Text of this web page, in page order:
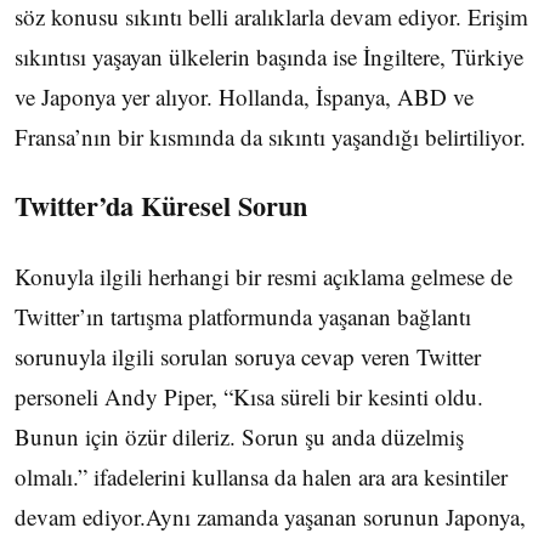
söz konusu sıkıntı belli aralıklarla devam ediyor. Erişim
sıkıntısı yaşayan ülkelerin başında ise İngiltere, Türkiye
ve Japonya yer alıyor. Hollanda, İspanya, ABD ve
Fransa’nın bir kısmında da sıkıntı yaşandığı belirtiliyor.
Twitter’da Küresel Sorun
Konuyla ilgili herhangi bir resmi açıklama gelmese de
Twitter’ın tartışma platformunda yaşanan bağlantı
sorunuyla ilgili sorulan soruya cevap veren Twitter
personeli Andy Piper, “Kısa süreli bir kesinti oldu.
Bunun için özür dileriz. Sorun şu anda düzelmiş
olmalı.” ifadelerini kullansa da halen ara ara kesintiler
devam ediyor.Aynı zamanda yaşanan sorunun Japonya,